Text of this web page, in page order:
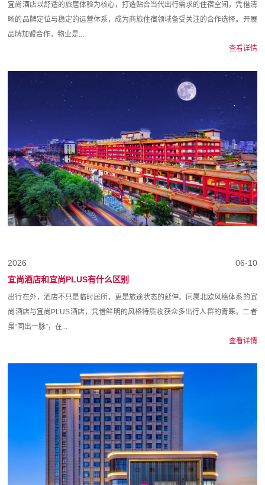
宜尚酒店以舒适的旅居体验为核心，打造贴合当代出行需求的住宿空间，凭借清
晰的品牌定位与稳定的运营体系，成为商旅住宿领域备受关注的合作选择。开展
品牌加盟合作，物业是...
查看详情
06-10
2026
宜尚酒店和宜尚PLUS有什么区别
出行在外，酒店不只是临时居所，更是旅途状态的延伸。同属北欧风格体系的宜
尚酒店与宜尚PLUS酒店，凭借鲜明的风格特质收获众多出行人群的青睐。二者
虽“同出一脉”，在...
查看详情